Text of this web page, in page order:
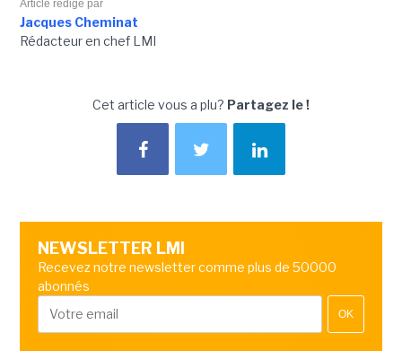
Article rédigé par
Jacques Cheminat
Rédacteur en chef LMI
Cet article vous a plu? Partagez le !
NEWSLETTER LMI
Recevez notre newsletter comme plus de 50000
abonnés
OK